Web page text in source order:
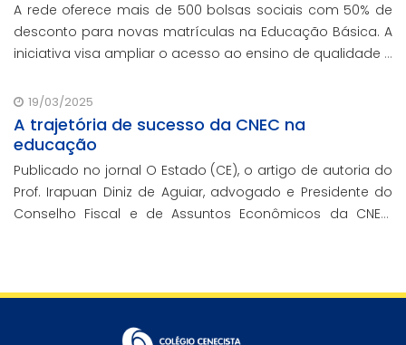
A rede oferece mais de 500 bolsas sociais com 50% de
desconto para novas matrículas na Educação Básica. A
iniciativa visa ampliar o acesso ao ensino de qualidade e
19/03/2025
A trajetória de sucesso da CNEC na
educação
Publicado no jornal O Estado (CE), o artigo de autoria do
Prof. Irapuan Diniz de Aguiar, advogado e Presidente do
Conselho Fiscal e de Assuntos Econômicos da CNEC,